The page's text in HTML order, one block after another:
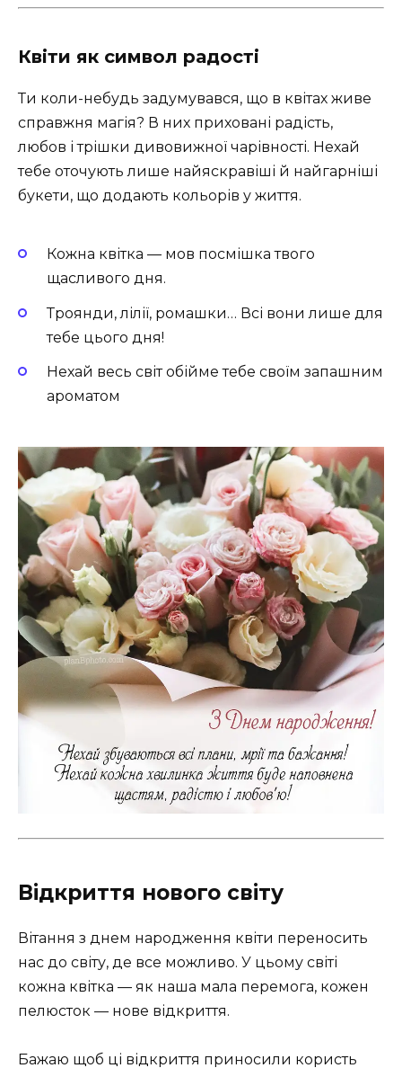
Квіти як символ радості
Ти коли-небудь задумувався, що в квітах живе
справжня магія? В них приховані радість,
любов і трішки дивовижної чарівності. Нехай
тебе оточують лише найяскравіші й найгарніші
букети, що додають кольорів у життя.
Кожна квітка — мов посмішка твого
щасливого дня.
Троянди, лілії, ромашки… Всі вони лише для
тебе цього дня!
Нехай весь світ обійме тебе своїм запашним
ароматом
Відкриття нового світу
Вітання з днем народження квіти переносить
нас до світу, де все можливо. У цьому світі
кожна квітка — як наша мала перемога, кожен
пелюсток — нове відкриття.
Бажаю щоб ці відкриття приносили користь